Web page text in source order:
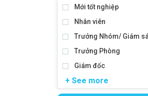
Mới tốt nghiệp
Nhân viên
Trưởng Nhóm/ Giám
Trưởng Phòng
Giám đốc
+ See more